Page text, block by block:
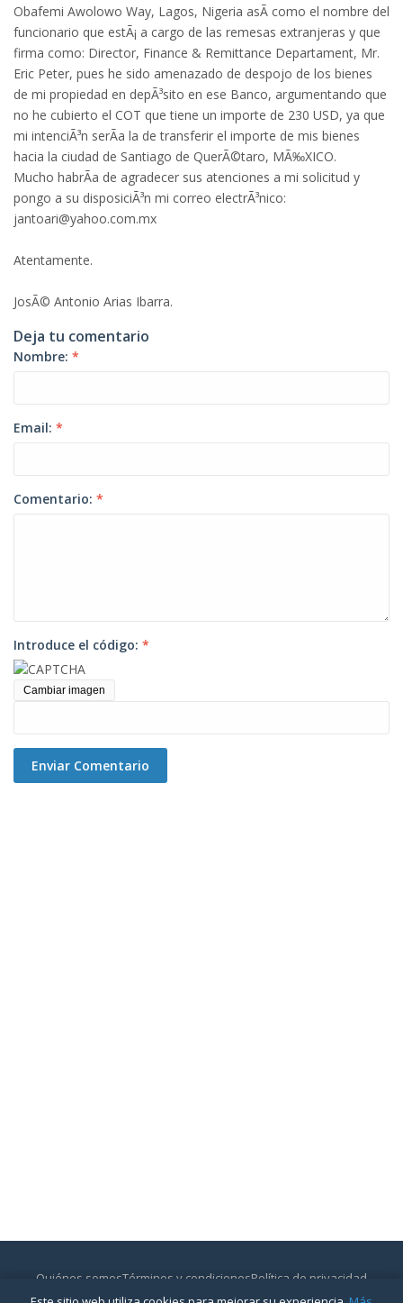
Obafemi Awolowo Way, Lagos, Nigeria asÃ­ como el nombre del
funcionario que estÃ¡ a cargo de las remesas extranjeras y que
firma como: Director, Finance & Remittance Departament, Mr.
Eric Peter, pues he sido amenazado de despojo de los bienes
de mi propiedad en depÃ³sito en ese Banco, argumentando que
no he cubierto el COT que tiene un importe de 230 USD, ya que
mi intenciÃ³n serÃ­a la de transferir el importe de mis bienes
hacia la ciudad de Santiago de QuerÃ©taro, MÃ‰XICO.
Mucho habrÃ­a de agradecer sus atenciones a mi solicitud y
pongo a su disposiciÃ³n mi correo electrÃ³nico:
jantoari@yahoo.com.mx
Atentamente.
JosÃ© Antonio Arias Ibarra.
Deja tu comentario
Nombre: *
Email: *
Comentario: *
Introduce el código: *
Cambiar imagen
Enviar Comentario
Quiénes somosTérminos y condicionesPolítica de privacidad
Contactar